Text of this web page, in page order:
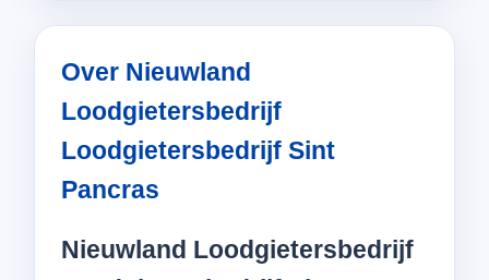
Over Nieuwland
Loodgietersbedrijf
Loodgietersbedrijf Sint
Pancras
Nieuwland Loodgietersbedrijf